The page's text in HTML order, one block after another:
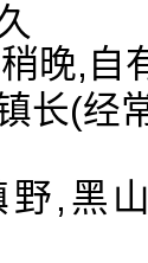
晚,自
长(经
野,黑